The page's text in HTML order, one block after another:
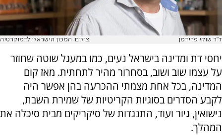
ד"ר שוקי פרידמן צילום: המכון הישראלי לדמוקרטיה
יחסי דת ומדינה בישראל נעים, כמו במעגל שוטה שחוזר
על עצמו שוב ושוב, בסחרור מהיר לתחתית. מאז קום
המדינה, בכל אחת מצמתי ההכרעה בהן אפשר היה
לקבע הסדרים בסוגיות הקריטיות של שמירת השבת,
נישואין, גיור ועוד, התנגדות של סיקריקים מבית סיכלה את
המהלך.